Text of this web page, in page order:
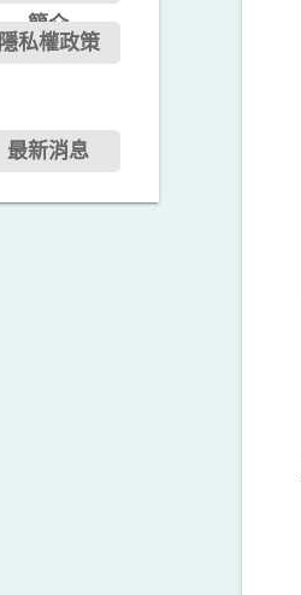
簡介
隱私權政策
最新消息